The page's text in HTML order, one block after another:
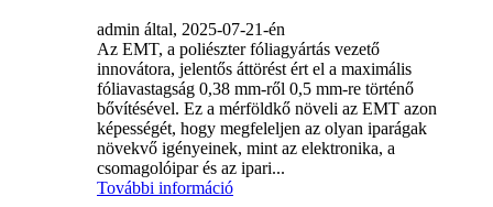
admin által, 2025-07-21-én
Az EMT, a poliészter fóliagyártás vezető
innovátora, jelentős áttörést ért el a maximális
fóliavastagság 0,38 mm-ről 0,5 mm-re történő
bővítésével. Ez a mérföldkő növeli az EMT azon
képességét, hogy megfeleljen az olyan iparágak
növekvő igényeinek, mint az elektronika, a
csomagolóipar és az ipari...
További információ